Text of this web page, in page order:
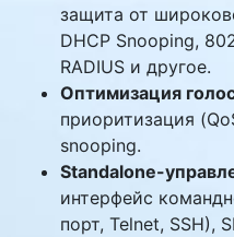
защита от
DHCP Snooping,
RADIUS и другое.
Оптимизация
приоритизация
snooping.
Standalone-
интерфейс
порт, Telnet, SSH),